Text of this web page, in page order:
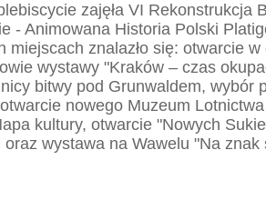
zajęła VI Rekonstrukcja
- Animowana Historia Polski
miejscach znalazło się: otwarcie
wystawy "Kraków – czas
bitwy pod Grunwaldem, wybór
nowego Muzeum
kultury, otwarcie "Nowych
wystawa na Wawelu "Na znak